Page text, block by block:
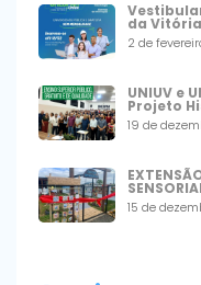
da Vitória
2 de
UNIUV e
Projeto
19 de
15 de